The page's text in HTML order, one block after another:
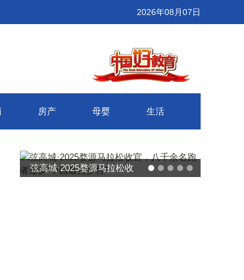
2026年08月07日
房产 母婴 生活
弦高城·2025婺源马拉松收